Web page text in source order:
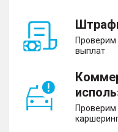
Проверим
выплат
Проверим